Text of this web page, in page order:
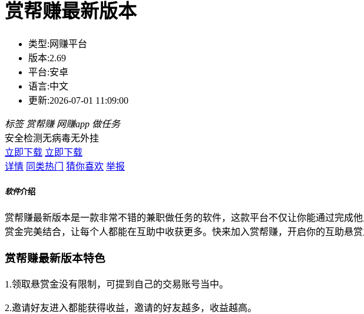
赏帮赚最新版本
类型: 网赚平台
版本:2.69
平台:安卓
语言:中文
更新:2026-07-01 11:09:00
标签 赏帮赚 网赚app 做任务
安全检测无病毒无外挂
立即下载 立即下载
详情 同类热门 猜你喜欢 举报
软件介绍
赏帮赚最新版本是一款非常不错的兼职做任务的软件，这款平台不仅让你能通过完成
赏金完美结合，让每个人都能在互助中收获更多。快来加入赏帮赚，开启你的互助悬赏
赏帮赚最新版本特色
1.领取悬赏金没有限制，可提到自己的交易账号当中。
2.邀请好友进入都能获得收益，邀请的好友越多，收益越高。